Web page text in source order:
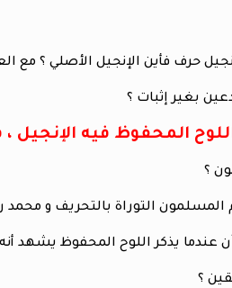
بغير إثبات ؟
المحفوظ فيه الإنجيل
؟
عندما يذكر اللوح المحفوظ يشهد
؟